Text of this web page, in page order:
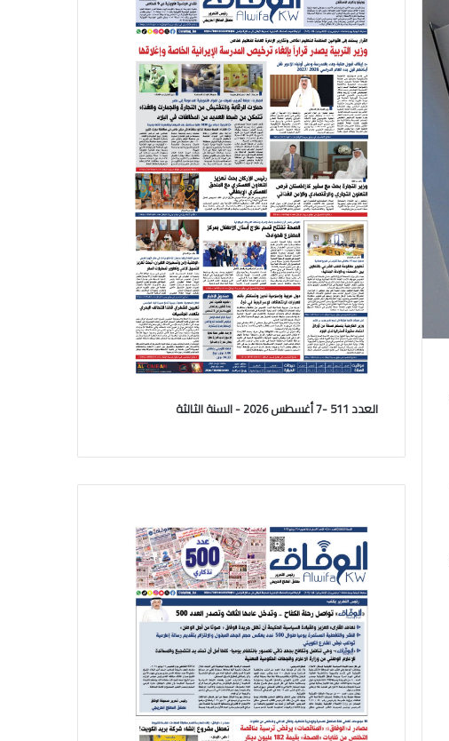
العدد 511 -7 أغسطس 2026 - السنة الثالثة